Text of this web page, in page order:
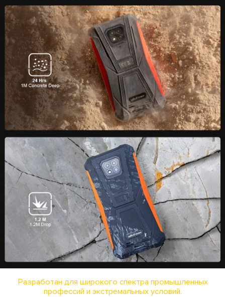
Разработан для широкого спектра промышленных
профессий и экстремальных условий.